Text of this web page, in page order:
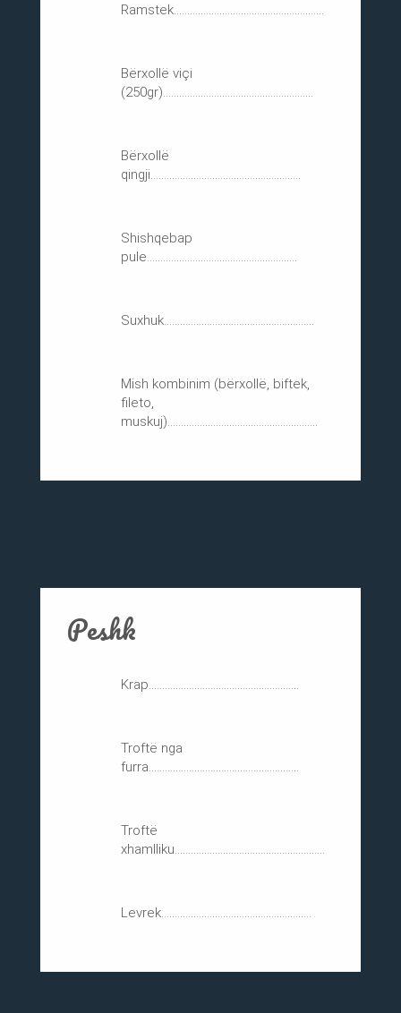
Ramstek........................................................
Bërxollë viçi
(250gr)........................................................
Bërxollë
qingji........................................................
Shishqebap
pule........................................................
Suxhuk........................................................
Mish kombinim (bërxollë, biftek,
fileto,
muskuj)........................................................
Peshk
Krap........................................................
Troftë nga
furra........................................................
Troftë
xhamlliku........................................................
Levrek........................................................